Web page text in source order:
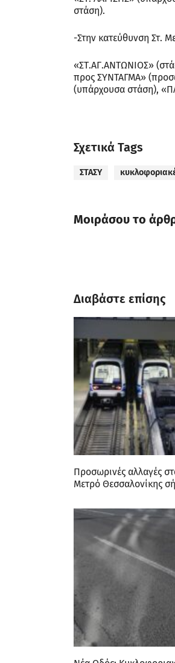
στάση).
-Στην κατεύθυνση Στ.
«ΣΤ.ΑΓ.ΑΝΤΩΝΙΟΣ»
προς ΣΥΝΤΑΓΜΑ»
(υπάρχουσα στάση),
Σχετικά Tags
ΣΤΑΣΥ
Μοιράσου το
Διαβάστε επίσης
Προσωρινές αλλαγές
Μετρό Θεσσαλονίκης